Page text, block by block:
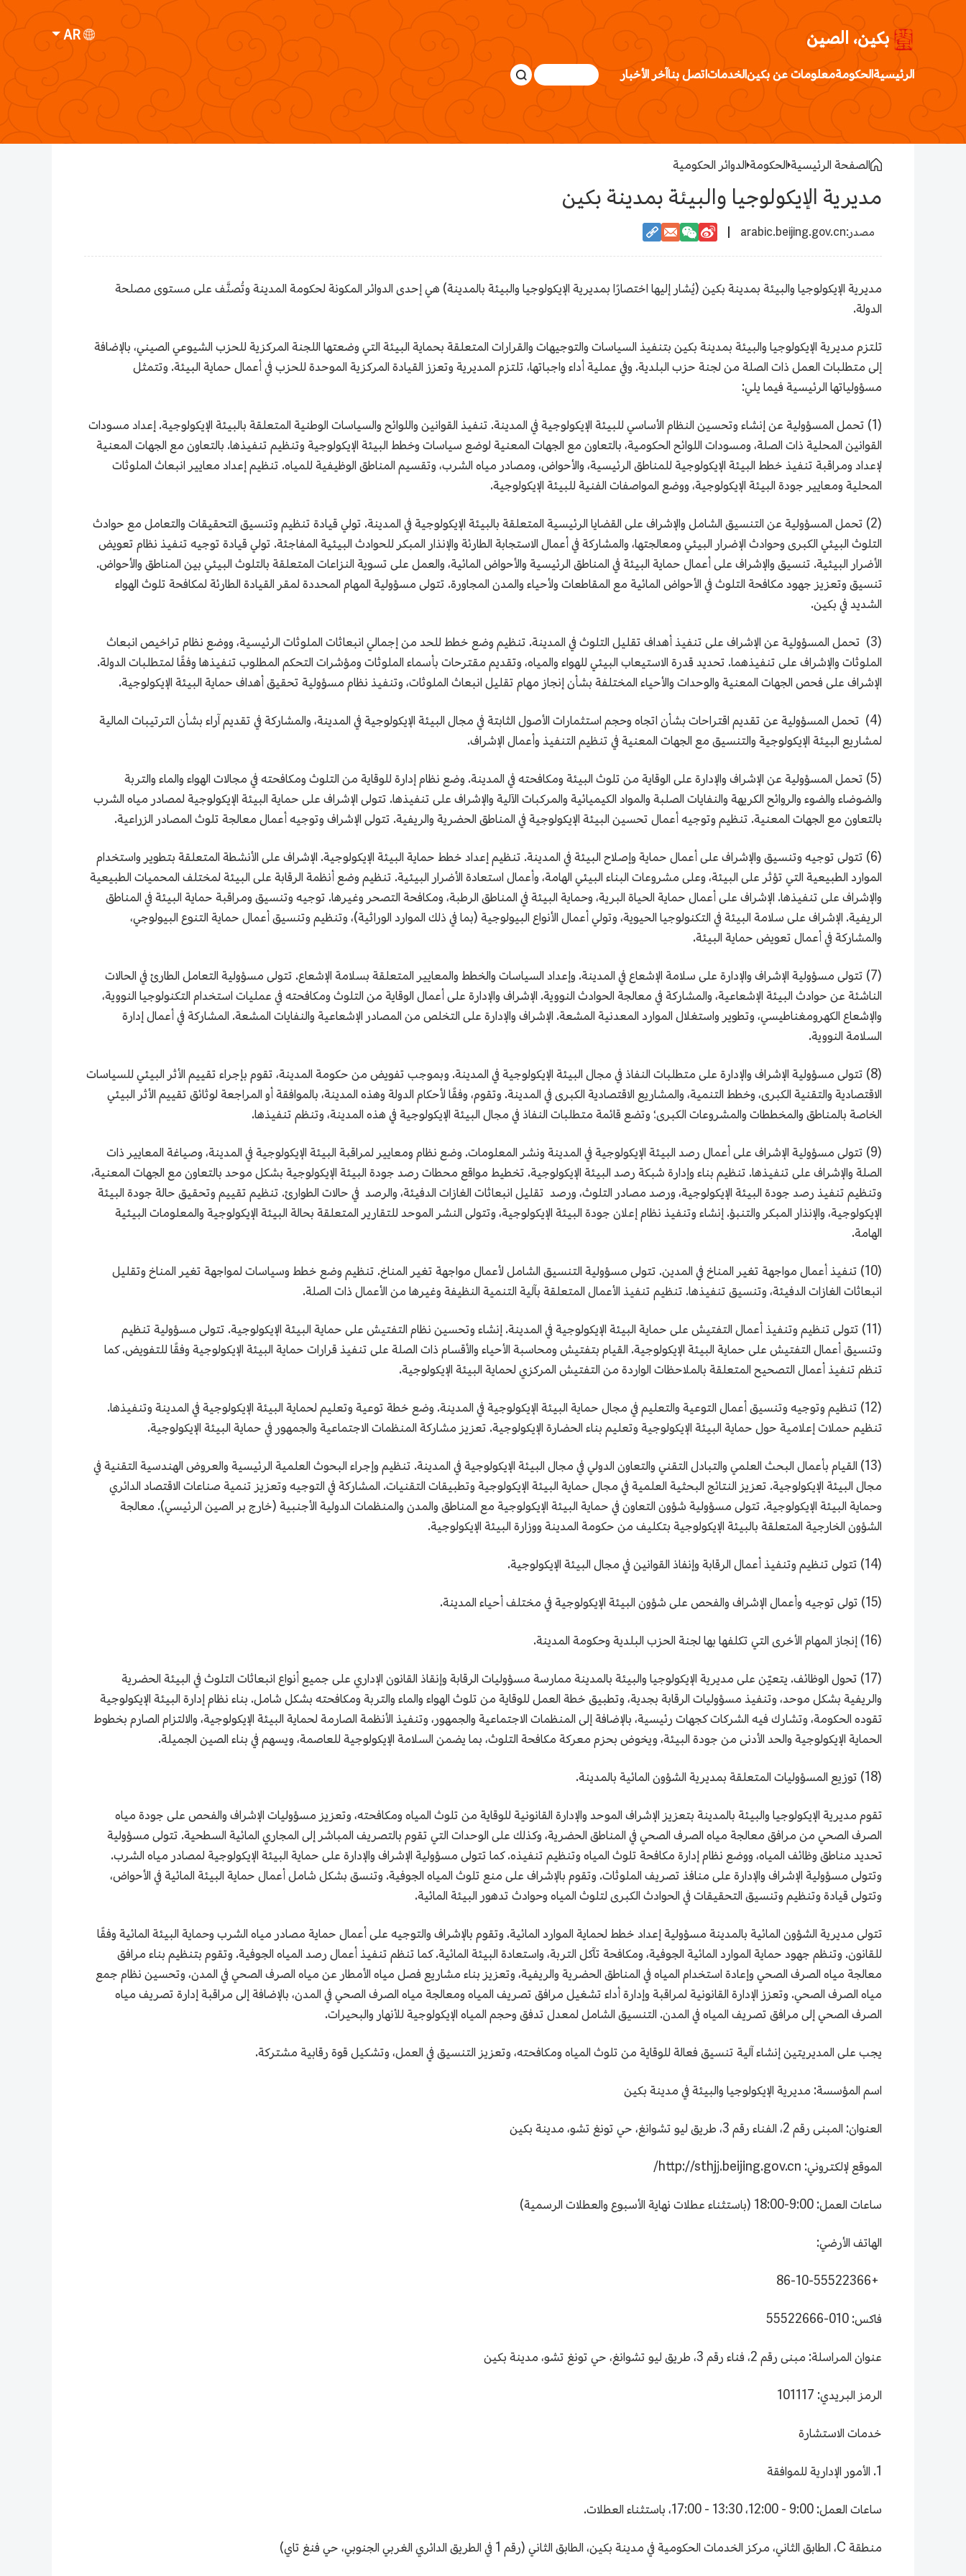
بكين، الصين AR
الرئيسيةالحكومةمعلومات عن بكينالخدماتاتصل بناآخر الأخبار
الصفحة الرئيسية الحكومة الدوائر الحكومية
مديرية الإيكولوجيا والبيئة بمدينة بكين
arabic.beijing.gov.cn
مديرية الإيكولوجيا والبيئة بمدينة بكين (يُشار إليها اختصارًا بمديرية الإيكولوجيا والبيئة بالمدينة) هي إحدى الدوائر المكونة لحكومة المدينة وتُصنَّف على مستوى مصلحة
الدولة.
تلتزم مديرية الإيكولوجيا والبيئة بمدينة بكين بتنفيذ السياسات والتوجيهات والقرارات المتعلقة بحماية البيئة التي وضعتها اللجنة المركزية للحزب الشيوعي الصيني، بالإضافة
إلى متطلبات العمل ذات الصلة من لجنة حزب البلدية. وفي عملية أداء واجباتها، تلتزم المديرية وتعزز القيادة المركزية الموحدة للحزب في أعمال حماية البيئة. وتتمثل
مسؤولياتها الرئيسية فيما يلي:
(1) تحمل المسؤولية عن إنشاء وتحسين النظام الأساسي للبيئة الإيكولوجية في المدينة. تنفيذ القوانين واللوائح والسياسات الوطنية المتعلقة بالبيئة الإيكولوجية. إعداد مسودات
القوانين المحلية ذات الصلة، ومسودات اللوائح الحكومية، بالتعاون مع الجهات المعنية لوضع سياسات وخطط البيئة الإيكولوجية وتنظيم تنفيذها. بالتعاون مع الجهات المعنية
لإعداد ومراقبة تنفيذ خطط البيئة الإيكولوجية للمناطق الرئيسية، والأحواض، ومصادر مياه الشرب، وتقسيم المناطق الوظيفية للمياه. تنظيم إعداد معايير انبعاث الملوثات
المحلية ومعايير جودة البيئة الإيكولوجية، ووضع المواصفات الفنية للبيئة الإيكولوجية.
(2) تحمل المسؤولية عن التنسيق الشامل والإشراف على القضايا الرئيسية المتعلقة بالبيئة الإيكولوجية في المدينة. تولي قيادة تنظيم وتنسيق التحقيقات والتعامل مع حوادث
التلوث البيئي الكبرى وحوادث الإضرار البيئي ومعالجتها، والمشاركة في أعمال الاستجابة الطارئة والإنذار المبكر للحوادث البيئية المفاجئة. تولي قيادة توجيه تنفيذ نظام تعويض
الأضرار البيئية. تنسيق والإشراف على أعمال حماية البيئة في المناطق الرئيسية والأحواض المائية، والعمل على تسوية النزاعات المتعلقة بالتلوث البيئي بين المناطق والأحواض.
تنسيق وتعزيز جهود مكافحة التلوث في الأحواض المائية مع المقاطعات ولأحياء والمدن المجاورة. تتولى مسؤولية المهام المحددة لمقر القيادة الطارئة لمكافحة تلوث الهواء
الشديد في بكين.
(3) تحمل المسؤولية عن الإشراف على تنفيذ أهداف تقليل التلوث في المدينة. تنظيم وضع خطط للحد من إجمالي انبعاثات الملوثات الرئيسية، ووضع نظام تراخيص انبعاث
الملوثات والإشراف على تنفيذهما. تحديد قدرة الاستيعاب البيئي للهواء والمياه، وتقديم مقترحات بأسماء الملوثات ومؤشرات التحكم المطلوب تنفيذها وفقًا لمتطلبات الدولة.
الإشراف على فحص الجهات المعنية والوحدات والأحياء المختلفة بشأن إنجاز مهام تقليل انبعاث الملوثات، وتنفيذ نظام مسؤولية تحقيق أهداف حماية البيئة الإيكولوجية.
(4) تحمل المسؤولية عن تقديم اقتراحات بشأن اتجاه وحجم استثمارات الأصول الثابتة في مجال البيئة الإيكولوجية في المدينة، والمشاركة في تقديم آراء بشأن الترتيبات المالية
لمشاريع البيئة الإيكولوجية والتنسيق مع الجهات المعنية في تنظيم التنفيذ وأعمال الإشراف.
(5) تحمل المسؤولية عن الإشراف والإدارة على الوقاية من تلوث البيئة ومكافحته في المدينة. وضع نظام إدارة للوقاية من التلوث ومكافحته في مجالات الهواء والماء والتربة
والضوضاء والضوء والروائح الكريهة والنفايات الصلبة والمواد الكيميائية والمركبات الآلية والإشراف على تنفيذها. تتولى الإشراف على حماية البيئة الإيكولوجية لمصادر مياه الشرب
بالتعاون مع الجهات المعنية. تنظيم وتوجيه أعمال تحسين البيئة الإيكولوجية في المناطق الحضرية والريفية. تتولى الإشراف وتوجيه أعمال معالجة تلوث المصادر الزراعية.
(6) تتولى توجيه وتنسيق والإشراف على أعمال حماية وإصلاح البيئة في المدينة. تنظيم إعداد خطط حماية البيئة الإيكولوجية. الإشراف على الأنشطة المتعلقة بتطوير واستخدام
الموارد الطبيعية التي تؤثر على البيئة، وعلى مشروعات البناء البيئي الهامة، وأعمال استعادة الأضرار البيئية. تنظيم وضع أنظمة الرقابة على البيئة لمختلف المحميات الطبيعية
والإشراف على تنفيذها. الإشراف على أعمال حماية الحياة البرية، وحماية البيئة في المناطق الرطبة، ومكافحة التصحر وغيرها. توجيه وتنسيق ومراقبة حماية البيئة في المناطق
الريفية. الإشراف على سلامة البيئة في التكنولوجيا الحيوية، وتولي أعمال الأنواع البيولوجية (بما في ذلك الموارد الوراثية)، وتنظيم وتنسيق أعمال حماية التنوع البيولوجي،
والمشاركة في أعمال تعويض حماية البيئة.
(7) تتولى مسؤولية الإشراف والإدارة على سلامة الإشعاع في المدينة. وإعداد السياسات والخطط والمعايير المتعلقة بسلامة الإشعاع. تتولى مسؤولية التعامل الطارئ في الحالات
الناشئة عن حوادث البيئة الإشعاعية، والمشاركة في معالجة الحوادث النووية. الإشراف والإدارة على أعمال الوقاية من التلوث ومكافحته في عمليات استخدام التكنولوجيا النووية،
والإشعاع الكهرومغناطيسي، وتطوير واستغلال الموارد المعدنية المشعة. الإشراف والإدارة على التخلص من المصادر الإشعاعية والنفايات المشعة. المشاركة في أعمال إدارة
السلامة النووية.
(8) تتولى مسؤولية الإشراف والإدارة على متطلبات النفاذ في مجال البيئة الإيكولوجية في المدينة. وبموجب تفويض من حكومة المدينة، تقوم بإجراء تقييم الأثر البيئي للسياسات
الاقتصادية والتقنية الكبرى، وخطط التنمية، والمشاريع الاقتصادية الكبرى في المدينة. وتقوم، وفقًا لأحكام الدولة وهذه المدينة، بالموافقة أو المراجعة لوثائق تقييم الأثر البيئي
الخاصة بالمناطق والمخططات والمشروعات الكبرى؛ وتضع قائمة متطلبات النفاذ في مجال البيئة الإيكولوجية في هذه المدينة، وتنظم تنفيذها.
(9) تتولى مسؤولية الإشراف على أعمال رصد البيئة الإيكولوجية في المدينة ونشر المعلومات. وضع نظام ومعايير لمراقبة البيئة الإيكولوجية في المدينة، وصياغة المعايير ذات
الصلة والإشراف على تنفيذها. تنظيم بناء وإدارة شبكة رصد البيئة الإيكولوجية. تخطيط مواقع محطات رصد جودة البيئة الإيكولوجية بشكل موحد بالتعاون مع الجهات المعنية،
وتنظيم تنفيذ رصد جودة البيئة الإيكولوجية، ورصد مصادر التلوث، ورصد تقليل انبعاثات الغازات الدفيئة، والرصد في حالات الطوارئ. تنظيم تقييم وتحقيق حالة جودة البيئة
الإيكولوجية، والإنذار المبكر والتنبؤ. إنشاء وتنفيذ نظام إعلان جودة البيئة الإيكولوجية، وتتولى النشر الموحد للتقارير المتعلقة بحالة البيئة الإيكولوجية والمعلومات البيئية
الهامة.
(10) تنفيذ أعمال مواجهة تغير المناخ في المدين. تتولى مسؤولية التنسيق الشامل لأعمال مواجهة تغير المناخ. تنظيم وضع خطط وسياسات لمواجهة تغير المناخ وتقليل
انبعاثات الغازات الدفيئة، وتنسيق تنفيذها. تنظيم تنفيذ الأعمال المتعلقة بآلية التنمية النظيفة وغيرها من الأعمال ذات الصلة.
(11) تتولى تنظيم وتنفيذ أعمال التفتيش على حماية البيئة الإيكولوجية في المدينة. إنشاء وتحسين نظام التفتيش على حماية البيئة الإيكولوجية. تتولى مسؤولية تنظيم
وتنسيق أعمال التفتيش على حماية البيئة الإيكولوجية. القيام بتفتيش ومحاسبة الأحياء والأقسام ذات الصلة على تنفيذ قرارات حماية البيئة الإيكولوجية وفقًا للتفويض. كما
تنظم تنفيذ أعمال التصحيح المتعلقة بالملاحظات الواردة من التفتيش المركزي لحماية البيئة الإيكولوجية.
(12) تنظيم وتوجيه وتنسيق أعمال التوعية والتعليم في مجال حماية البيئة الإيكولوجية في المدينة. وضع خطة توعية وتعليم لحماية البيئة الإيكولوجية في المدينة وتنفيذها.
تنظيم حملات إعلامية حول حماية البيئة الإيكولوجية وتعليم بناء الحضارة الإيكولوجية. تعزيز مشاركة المنظمات الاجتماعية والجمهور في حماية البيئة الإيكولوجية.
(13) القيام بأعمال البحث العلمي والتبادل التقني والتعاون الدولي في مجال البيئة الإيكولوجية في المدينة. تنظيم وإجراء البحوث العلمية الرئيسية والعروض الهندسية التقنية في
مجال البيئة الإيكولوجية. تعزيز النتائج البحثية العلمية في مجال حماية البيئة الإيكولوجية وتطبيقات التقنيات. المشاركة في التوجيه وتعزيز تنمية صناعات الاقتصاد الدائري
وحماية البيئة الإيكولوجية. تتولى مسؤولية شؤون التعاون في حماية البيئة الإيكولوجية مع المناطق والمدن والمنظمات الدولية الأجنبية (خارج بر الصين الرئيسي). معالجة
الشؤون الخارجية المتعلقة بالبيئة الإيكولوجية بتكليف من حكومة المدينة ووزارة البيئة الإيكولوجية.
(14) تتولى تنظيم وتنفيذ أعمال الرقابة وإنفاذ القوانين في مجال البيئة الإيكولوجية.
(15) تولى توجيه وأعمال الإشراف والفحص على شؤون البيئة الإيكولوجية في مختلف أحياء المدينة.
(16) إنجاز المهام الأخرى التي تكلفها بها لجنة الحزب البلدية وحكومة المدينة.
(17) تحول الوظائف. يتعيّن على مديرية الإيكولوجيا والبيئة بالمدينة ممارسة مسؤوليات الرقابة وإنقاذ القانون الإداري على جميع أنواع انبعاثات التلوث في البيئة الحضرية
والريفية بشكل موحد، وتنفيذ مسؤوليات الرقابة بجدية، وتطبيق خطة العمل للوقاية من تلوث الهواء والماء والتربة ومكافحته بشكل شامل. بناء نظام إدارة البيئة الإيكولوجية
تقوده الحكومة، وتشارك فيه الشركات كجهات رئيسية، بالإضافة إلى المنظمات الاجتماعية والجمهور، وتنفيذ الأنظمة الصارمة لحماية البيئة الإيكولوجية، والالتزام الصارم بخطوط
الحماية الإيكولوجية والحد الأدنى من جودة البيئة، ويخوض بحزم معركة مكافحة التلوث، بما يضمن السلامة الإيكولوجية للعاصمة، ويسهم في بناء الصين الجميلة.
(18) توزيع المسؤوليات المتعلقة بمديرية الشؤون المائية بالمدينة.
تقوم مديرية الإيكولوجيا والبيئة بالمدينة بتعزيز الإشراف الموحد والإدارة القانونية للوقاية من تلوث المياه ومكافحته، وتعزيز مسؤوليات الإشراف والفحص على جودة مياه
الصرف الصحي من مرافق معالجة مياه الصرف الصحي في المناطق الحضرية، وكذلك على الوحدات التي تقوم بالتصريف المباشر إلى المجاري المائية السطحية. تتولى مسؤولية
تحديد مناطق وظائف المياه، ووضع نظام إدارة مكافحة تلوث المياه وتنظيم تنفيذه. كما تتولى مسؤولية الإشراف والإدارة على حماية البيئة الإيكولوجية لمصادر مياه الشرب.
وتتولى مسؤولية الإشراف والإدارة على منافذ تصريف الملوثات. وتقوم بالإشراف على منع تلوث المياه الجوفية. وتنسق بشكل شامل أعمال حماية البيئة المائية في الأحواض،
وتتولى قيادة وتنظيم وتنسيق التحقيقات في الحوادث الكبرى لتلوث المياه وحوادث تدهور البيئة المائية.
تتولى مديرية الشؤون المائية بالمدينة مسؤولية إعداد خطط لحماية الموارد المائية. وتقوم بالإشراف والتوجيه على أعمال حماية مصادر مياه الشرب وحماية البيئة المائية وفقًا
للقانون. وتنظم جهود حماية الموارد المائية الجوفية، ومكافحة تآكل التربة، واستعادة البيئة المائية. كما تنظم تنفيذ أعمال رصد المياه الجوفية. وتقوم بتنظيم بناء مرافق
معالجة مياه الصرف الصحي وإعادة استخدام المياه في المناطق الحضرية والريفية، وتعزيز بناء مشاريع فصل مياه الأمطار عن مياه الصرف الصحي في المدن، وتحسين نظام جمع
مياه الصرف الصحي. وتعزز الإدارة القانونية لمراقبة وإدارة أداء تشغيل مرافق تصريف المياه ومعالجة مياه الصرف الصحي في المدن، بالإضافة إلى مراقبة إدارة تصريف مياه
الصرف الصحي إلى مرافق تصريف المياه في المدن. التنسيق الشامل لمعدل تدفق وحجم المياه الإيكولوجية للأنهار والبحيرات.
يجب على المديريتين إنشاء آلية تنسيق فعالة للوقاية من تلوث المياه ومكافحته، وتعزيز التنسيق في العمل، وتشكيل قوة رقابية مشتركة.
اسم المؤسسة: مديرية الإيكولوجيا والبيئة في مدينة بكين
العنوان: المبنى رقم 2، الفناء رقم 3، طريق ليو تشوانغ، حي تونغ تشو، مدينة بكين
الموقع لإلكتروني: http://sthjj.beijing.gov.cn/
ساعات العمل: 9:00-18:00 (باستثناء عطلات نهاية الأسبوع والعطلات الرسمية)
الهاتف الأرضي:
+86-10-55522366
فاكس: 010-55522666
عنوان المراسلة: مبنى رقم 2، فناء رقم 3، طريق ليو تشوانغ، حي تونغ تشو، مدينة بكين
الرمز البريدي: 101117
خدمات الاستشارة
1. الأمور الإدارية للموافقة
ساعات العمل: 9:00 - 12:00، 13:30 - 17:00، باستثناء العطلات.
منطقة C، الطابق الثاني، مركز الخدمات الحكومية في مدينة بكين، الطابق الثاني (رقم 1 في الطريق الدائري الغربي الجنوبي، حي فنغ تاي)